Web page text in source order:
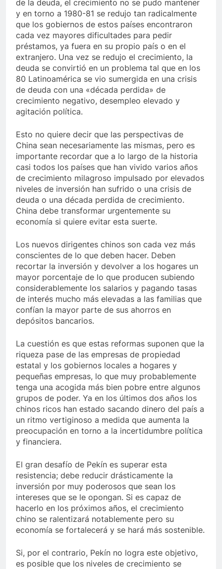
de la deuda, el crecimiento no se pudo mantener
y en torno a 1980-81 se redujo tan radicalmente
que los gobiernos de estos países encontraron
cada vez mayores dificultades para pedir
préstamos, ya fuera en su propio país o en el
extranjero. Una vez se redujo el crecimiento, la
deuda se convirtió en un problema tal que en los
80 Latinoamérica se vio sumergida en una crisis
de deuda con una «década perdida» de
crecimiento negativo, desempleo elevado y
agitación política.
Esto no quiere decir que las perspectivas de
China sean necesariamente las mismas, pero es
importante recordar que a lo largo de la historia
casi todos los países que han vivido varios años
de crecimiento milagroso impulsado por elevados
niveles de inversión han sufrido o una crisis de
deuda o una década perdida de crecimiento.
China debe transformar urgentemente su
economía si quiere evitar esta suerte.
Los nuevos dirigentes chinos son cada vez más
conscientes de lo que deben hacer. Deben
recortar la inversión y devolver a los hogares un
mayor porcentaje de lo que producen subiendo
considerablemente los salarios y pagando tasas
de interés mucho más elevadas a las familias que
confían la mayor parte de sus ahorros en
depósitos bancarios.
La cuestión es que estas reformas suponen que la
riqueza pase de las empresas de propiedad
estatal y los gobiernos locales a hogares y
pequeñas empresas, lo que muy probablemente
tenga una acogida más bien pobre entre algunos
grupos de poder. Ya en los últimos dos años los
chinos ricos han estado sacando dinero del país a
un ritmo vertiginoso a medida que aumenta la
preocupación en torno a la incertidumbre política
y financiera.
El gran desafío de Pekín es superar esta
resistencia; debe reducir drásticamente la
inversión por muy poderosos que sean los
intereses que se le opongan. Si es capaz de
hacerlo en los próximos años, el crecimiento
chino se ralentizará notablemente pero su
economía se fortalecerá y se hará más sostenible.
Si, por el contrario, Pekín no logra este objetivo,
es posible que los niveles de crecimiento se